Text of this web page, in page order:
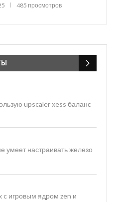
485 просмотров
upscaler xess баланс
умеет настраивать железо
c игровым ядром zen и